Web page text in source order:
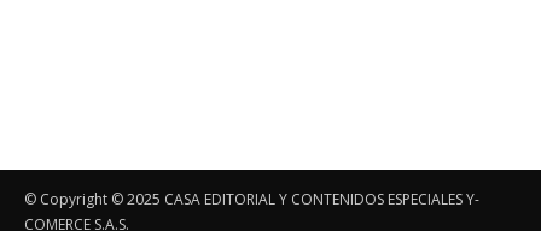
© Copyright ©️ 2025 CASA EDITORIAL Y CONTENIDOS ESPECIALES Y-
COMERCE S.A.S.